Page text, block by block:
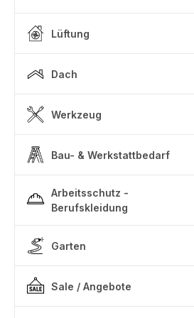
Lüftung
Dach
Werkzeug
Bau- & Werkstattbedarf
Arbeitsschutz -
Berufskleidung
Garten
Sale / Angebote